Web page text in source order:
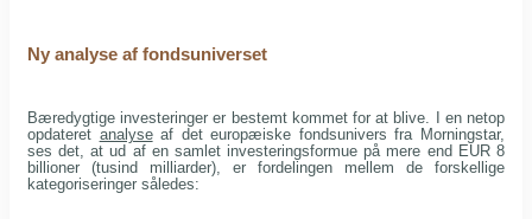
Ny analyse af fondsuniverset
Bæredygtige investeringer er bestemt kommet for at blive. I en netop
opdateret analyseaf det europæiske fondsunivers fra Morningstar,
ses det, at ud af en samlet investeringsformue på mere end EUR 8
billioner (tusind milliarder), er fordelingen mellem de forskellige
kategoriseringer således: